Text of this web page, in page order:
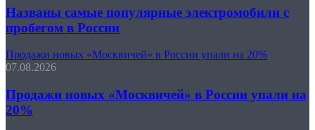
Названы самые популярные электромобили с
пробегом в России
Продажи новых «Москвичей» в России упали на 20%
07.08.2026
Продажи новых «Москвичей» в России упали на
20%